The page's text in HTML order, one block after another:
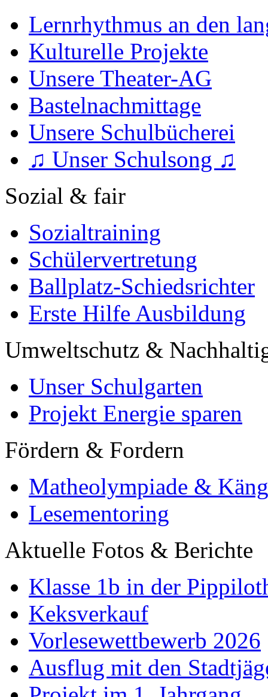
Lernrhythmus an den
Kulturelle Projekte
Unsere Theater-AG
Bastelnachmittage
Unsere Schulbücherei
♫ Unser Schulsong ♫
Sozial & fair
Sozialtraining
Schülervertretung
Ballplatz-Schiedsrichter
Erste Hilfe Ausbildung
Umweltschutz &
Unser Schulgarten
Projekt Energie sparen
Fördern & Fordern
Matheolympiade &
Lesementoring
Aktuelle Fotos & Berichte
Klasse 1b in der
Keksverkauf
Vorlesewettbewerb 2026
Ausflug mit den